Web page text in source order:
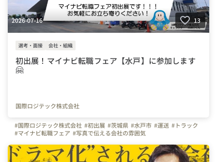
2026-07-16 13
選考・面接 会社・組織
初出展！マイナビ転職フェア【水戸】に参加します
🤗
国際ロジテック株式会社
#国際ロジテック株式会社 #初出展 #茨城県 #水戸市 #運送 #トラック
#マイナビ転職フェア #写真で伝える会社の雰囲気